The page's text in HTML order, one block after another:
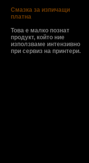
Смазка за изпичащи
платна
Това е малко познат
продукт, който ние
използваме интензивно
при сервиз на принтери.